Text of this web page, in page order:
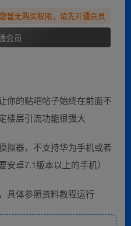
您暂无购买权限，请先开通会员
会员
你的贴吧帖子始终在前面不
楼层引流功能很强大
拟器，不支持华为手机或者
卓7.1版本以上的手机）
具体参照资料教程运行